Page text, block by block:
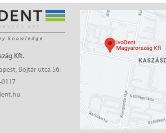
Kft.
Bojtár utca 56.
0117